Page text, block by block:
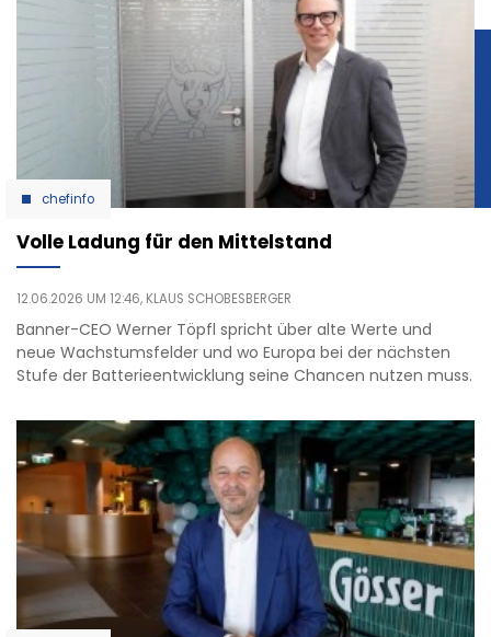
chefinfo
Volle Ladung für den Mittelstand
12.06.2026 UM 12:46, KLAUS SCHOBESBERGER
Banner-CEO Werner Töpfl spricht über alte Werte und
neue Wachstumsfelder und wo Europa bei der nächsten
Stufe der Batterieentwicklung seine Chancen nutzen muss.